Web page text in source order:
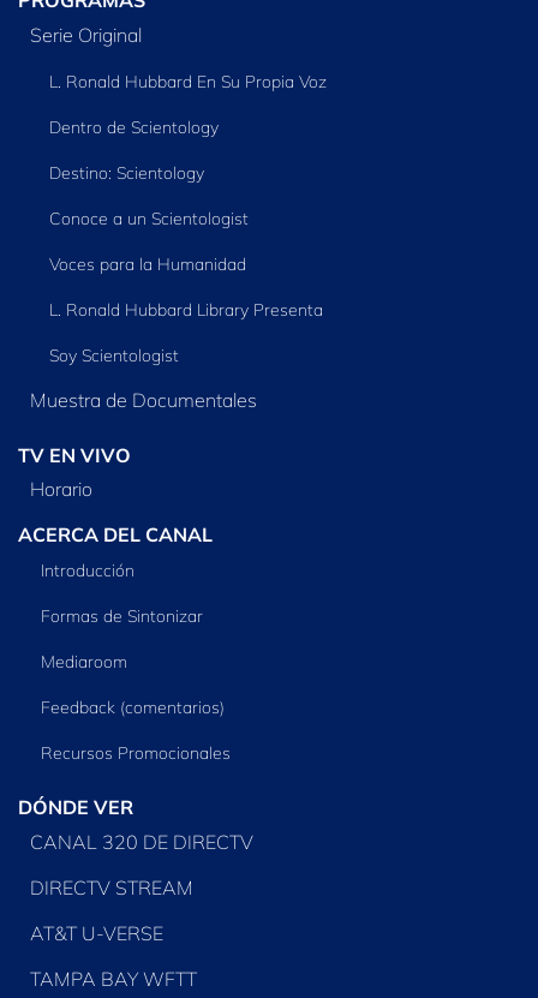
Serie Original
L. Ronald Hubbard En Su Propia Voz
Dentro de Scientology
Destino: Scientology
Conoce a un Scientologist
Voces para la Humanidad
L. Ronald Hubbard Library Presenta
Soy Scientologist
Muestra de Documentales
TV EN VIVO
Horario
ACERCA DEL CANAL
Introducción
Formas de Sintonizar
Mediaroom
Feedback (comentarios)
Recursos Promocionales
DÓNDE VER
CANAL 320 DE DIRECTV
DIRECTV STREAM
AT&T U-VERSE
TAMPA BAY WFTT